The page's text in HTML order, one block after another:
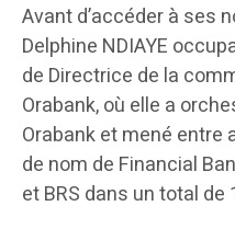
Avant d’accéder à ses
Delphine NDIAYE
de Directrice de la
Orabank, où elle a
Orabank et mené
de nom de Financial
et BRS dans un total de